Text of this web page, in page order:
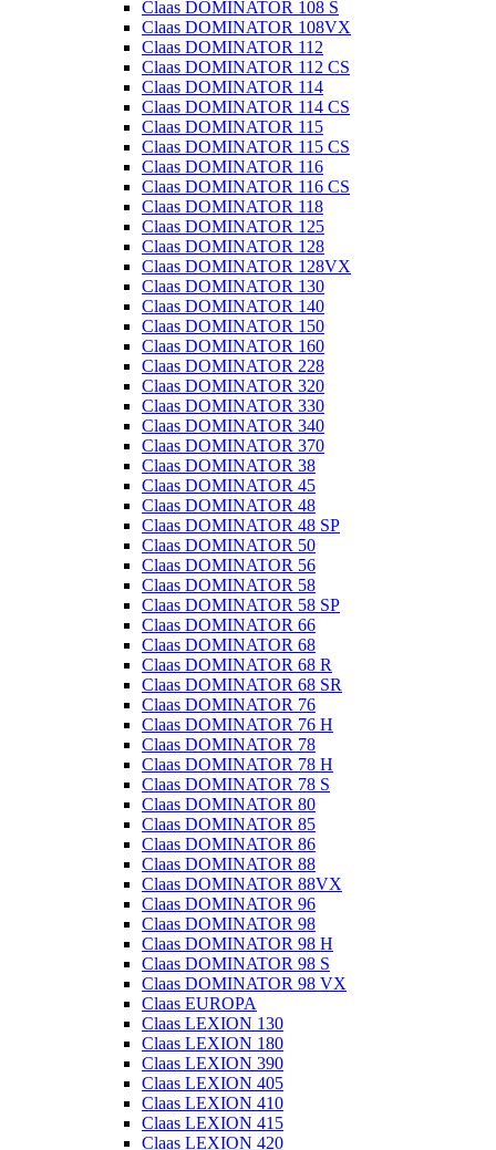
Claas DOMINATOR 108 S
Claas DOMINATOR 108VX
Claas DOMINATOR 112
Claas DOMINATOR 112 CS
Claas DOMINATOR 114
Claas DOMINATOR 114 CS
Claas DOMINATOR 115
Claas DOMINATOR 115 CS
Claas DOMINATOR 116
Claas DOMINATOR 116 CS
Claas DOMINATOR 118
Claas DOMINATOR 125
Claas DOMINATOR 128
Claas DOMINATOR 128VX
Claas DOMINATOR 130
Claas DOMINATOR 140
Claas DOMINATOR 150
Claas DOMINATOR 160
Claas DOMINATOR 228
Claas DOMINATOR 320
Claas DOMINATOR 330
Claas DOMINATOR 340
Claas DOMINATOR 370
Claas DOMINATOR 38
Claas DOMINATOR 45
Claas DOMINATOR 48
Claas DOMINATOR 48 SP
Claas DOMINATOR 50
Claas DOMINATOR 56
Claas DOMINATOR 58
Claas DOMINATOR 58 SP
Claas DOMINATOR 66
Claas DOMINATOR 68
Claas DOMINATOR 68 R
Claas DOMINATOR 68 SR
Claas DOMINATOR 76
Claas DOMINATOR 76 H
Claas DOMINATOR 78
Claas DOMINATOR 78 H
Claas DOMINATOR 78 S
Claas DOMINATOR 80
Claas DOMINATOR 85
Claas DOMINATOR 86
Claas DOMINATOR 88
Claas DOMINATOR 88VX
Claas DOMINATOR 96
Claas DOMINATOR 98
Claas DOMINATOR 98 H
Claas DOMINATOR 98 S
Claas DOMINATOR 98 VX
Claas EUROPA
Claas LEXION 130
Claas LEXION 180
Claas LEXION 390
Claas LEXION 405
Claas LEXION 410
Claas LEXION 415
Claas LEXION 420